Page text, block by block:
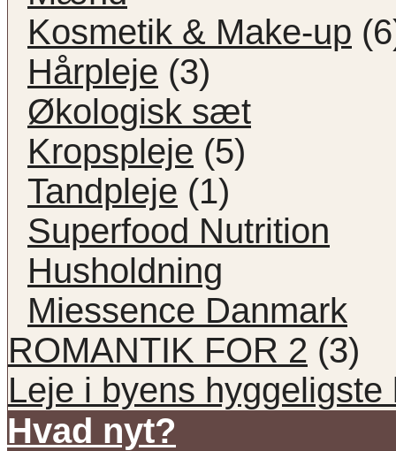
Kosmetik & Make-up
Hårpleje (3)
Økologisk sæt
Kropspleje (5)
Tandpleje (1)
Superfood Nutrition
Husholdning
Miessence Danmark
ROMANTIK FOR 2 (3)
Leje i byens hyggeligste
Hvad nyt?